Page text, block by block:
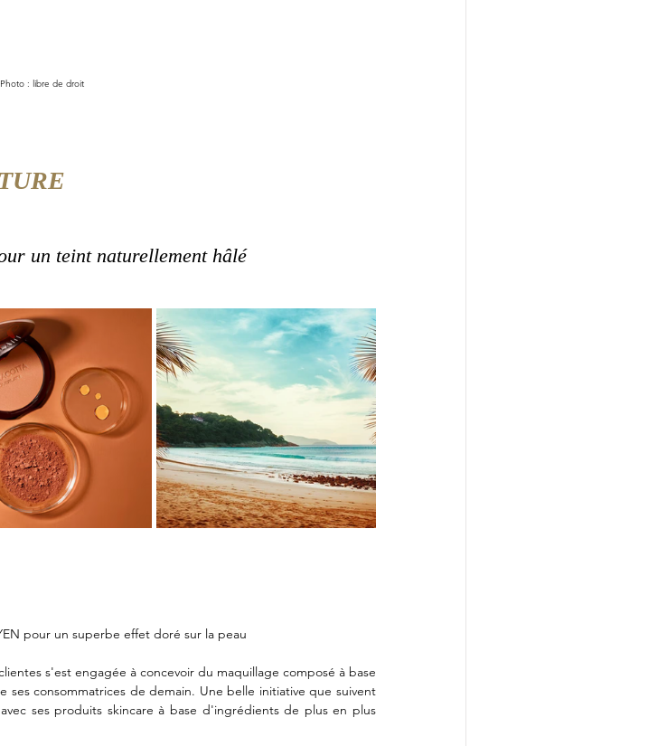
Photo : libre de droit
un teint naturellement hâlé
pour un superbe effet doré sur la peau
s'est engagée à concevoir du maquillage composé à base
consommatrices de demain. Une belle initiative que suivent
ses produits skincare à base d'ingrédients de plus en plus